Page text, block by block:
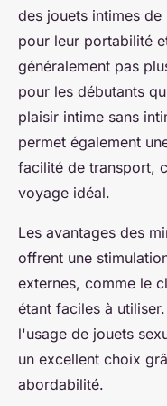
des jouets intimes
pour leur portabilité
généralement pas
pour les débutants
plaisir intime sans
permet également
facilité de transport,
voyage idéal.
Les avantages des
offrent une
externes, comme le
étant faciles à
l'usage de jouets
un excellent choix
abordabilité.